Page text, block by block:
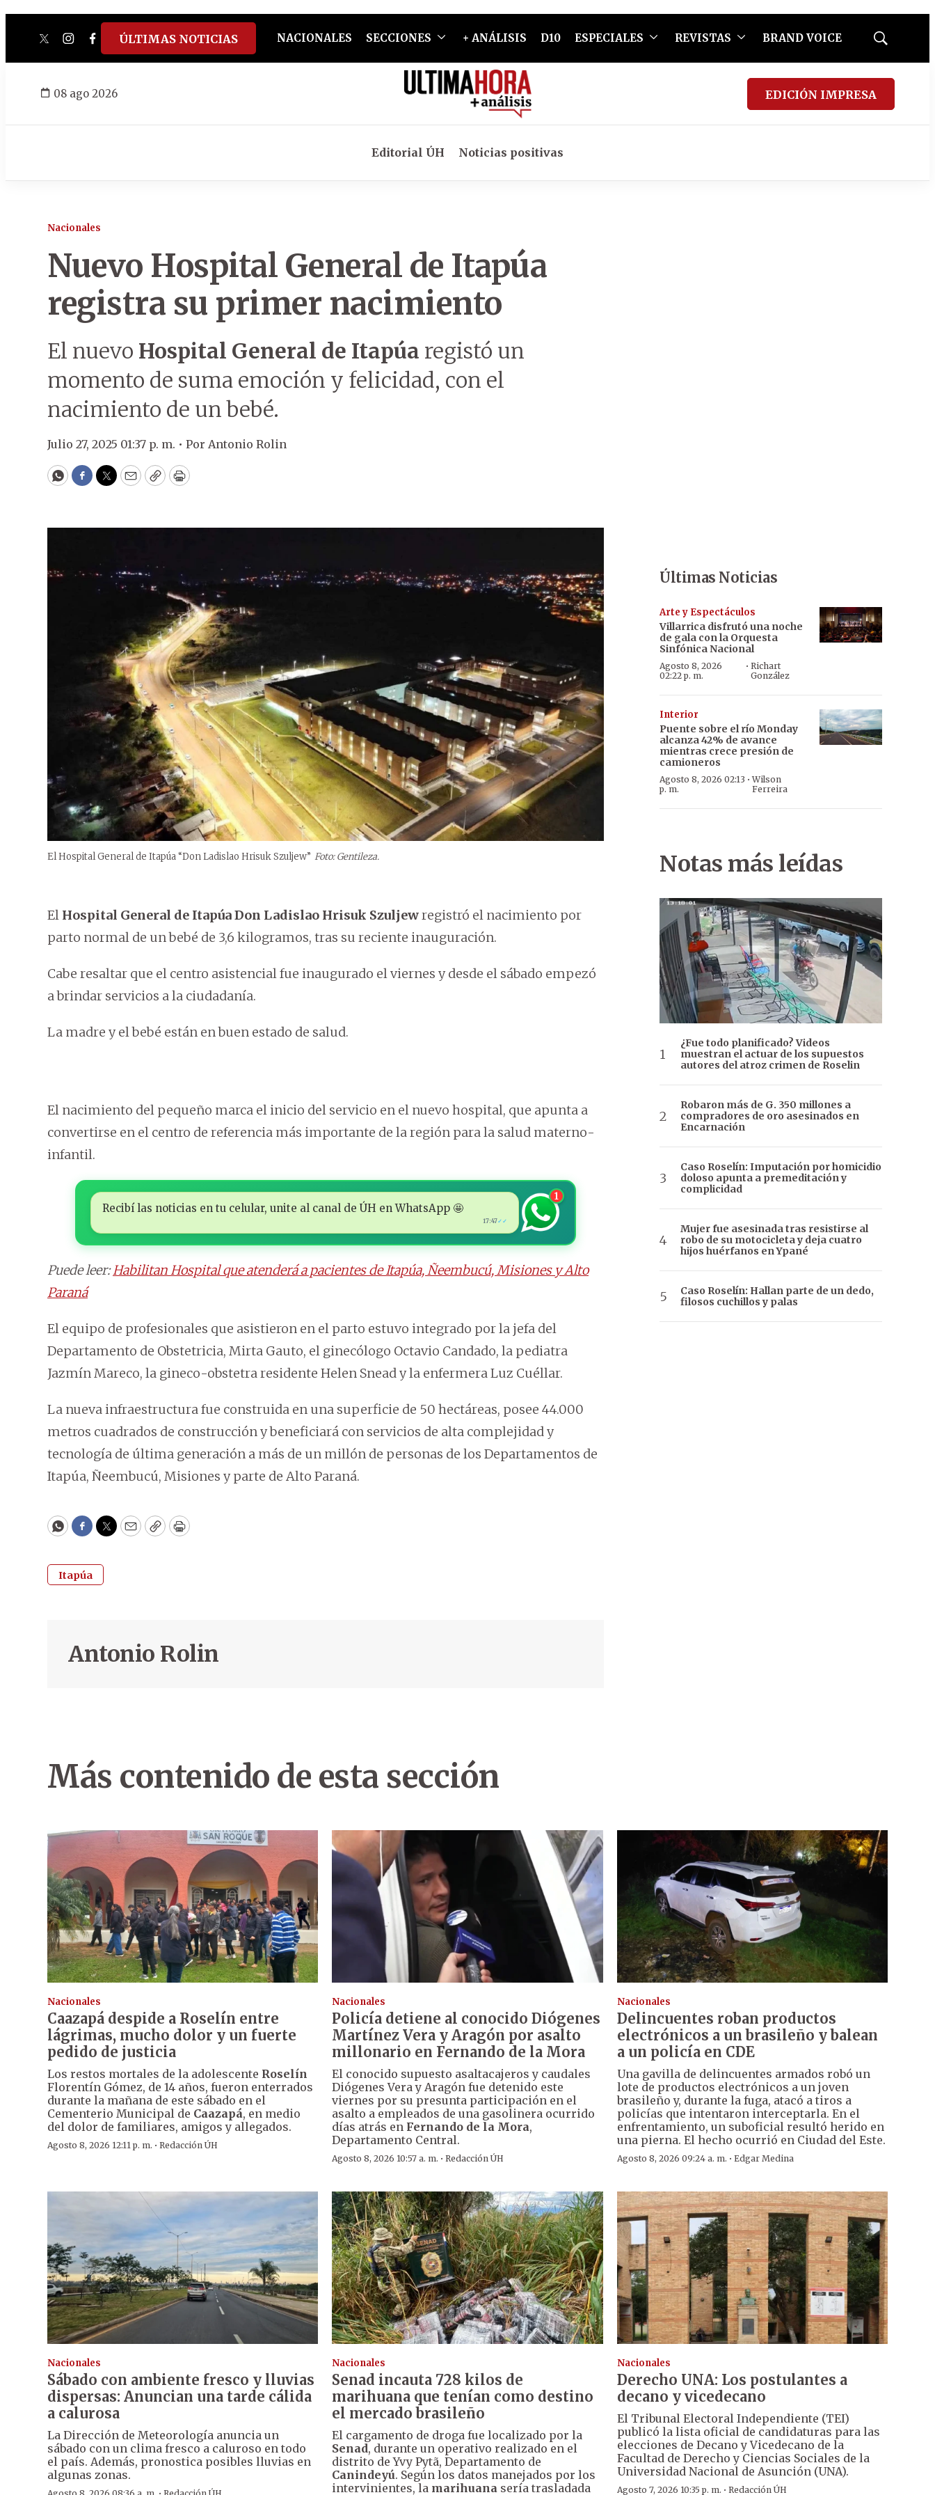
twitterinstagram
facebook
tiktokyoutube
spotify
ÚLTIMAS NOTICIAS NACIONALES SECCIONES + ANÁLISIS D10 ESPECIALES REVISTAS BRAND VOICE
Mostrar
08 ago 2026 EDICIÓN IMPRESA
Editorial ÚH Noticias positivas
Nacionales
Nuevo Hospital General de Itapúa
registra su primer nacimiento
El nuevo Hospital General de Itapúa registó un
momento de suma emoción y felicidad, con el
nacimiento de un bebé.
Julio 27, 2025 01:37 p. m. • Por Antonio Rolin
WhatsApp
Facebook
Twitter
EmailCopyPrint
El Hospital General de Itapúa “Don Ladislao Hrisuk Szuljew” Foto: Gentileza.
El Hospital General de Itapúa Don Ladislao Hrisuk Szuljewregistró el nacimiento por
parto normal de un bebé de 3,6 kilogramos, tras su reciente inauguración.
Cabe resaltar que el centro asistencial fue inaugurado el viernes y desde el sábado empezó
a brindar servicios a la ciudadanía.
La madre y el bebé están en buen estado de salud.
El nacimiento del pequeño marca el inicio del servicio en el nuevo hospital, que apunta a
convertirse en el centro de referencia más importante de la región para la salud materno-
infantil.
Recibí las noticias en tu celular, unite al canal de ÚH en WhatsApp 🤩
17:47✓✓
1
Puede leer:Habilitan Hospital que atenderá a pacientes de Itapúa, Ñeembucú, Misiones y Alto
Paraná
El equipo de profesionales que asistieron en el parto estuvo integrado por la jefa del
Departamento de Obstetricia, Mirta Gauto, el ginecólogo Octavio Candado, la pediatra
Jazmín Mareco, la gineco-obstetra residente Helen Snead y la enfermera Luz Cuéllar.
La nueva infraestructura fue construida en una superficie de 50 hectáreas, posee 44.000
metros cuadrados de construcción y beneficiará con servicios de alta complejidad y
tecnología de última generación a más de un millón de personas de los Departamentos de
Itapúa, Ñeembucú, Misiones y parte de Alto Paraná.
WhatsApp
Facebook
Twitter
EmailCopyPrint
Itapúa
Antonio Rolin
Últimas Noticias
Arte y Espectáculos
Villarrica disfrutó una noche
de gala con la Orquesta
Sinfónica Nacional
Agosto 8, 2026
02:22 p. m.
· Richart
González
Interior
Puente sobre el río Monday
alcanza 42% de avance
mientras crece presión de
camioneros
Agosto 8, 2026 02:13
p. m.
·Wilson
Ferreira
Notas más leídas
¿Fue todo planificado? Videos
muestran el actuar de los supuestos
autores del atroz crimen de Roselin
Robaron más de G. 350 millones a
compradores de oro asesinados en
Encarnación
Caso Roselín: Imputación por homicidio
doloso apunta a premeditación y
complicidad
Mujer fue asesinada tras resistirse al
robo de su motocicleta y deja cuatro
hijos huérfanos en Ypané
Caso Roselín: Hallan parte de un dedo,
filosos cuchillos y palas
Más contenido de esta sección
Nacionales
Caazapá despide a Roselín entre
lágrimas, mucho dolor y un fuerte
pedido de justicia
Los restos mortales de la adolescente Roselín
Florentín Gómez, de 14 años, fueron enterrados
durante la mañana de este sábado en el
Cementerio Municipal de Caazapá, en medio
del dolor de familiares, amigos y allegados.
Agosto 8, 2026 12:11 p. m. · Redacción ÚH
Nacionales
Policía detiene al conocido Diógenes
Martínez Vera y Aragón por asalto
millonario en Fernando de la Mora
El conocido supuesto asaltacajeros y caudales
Diógenes Vera y Aragón fue detenido este
viernes por su presunta participación en el
asalto a empleados de una gasolinera ocurrido
días atrás en Fernando de la Mora,
Departamento Central.
Agosto 8, 2026 10:57 a. m. ·Redacción ÚH
Nacionales
Delincuentes roban productos
electrónicos a un brasileño y balean
a un policía en CDE
Una gavilla de delincuentes armados robó un
lote de productos electrónicos a un joven
brasileño y, durante la fuga, atacó a tiros a
policías que intentaron interceptarla. En el
enfrentamiento, un suboficial resultó herido en
una pierna. El hecho ocurrió en Ciudad del Este.
Agosto 8, 2026 09:24 a. m. · Edgar Medina
Nacionales
Sábado con ambiente fresco y lluvias
dispersas: Anuncian una tarde cálida
a calurosa
La Dirección de Meteorología anuncia un
sábado con un clima fresco a caluroso en todo
el país. Además, pronostica posibles lluvias en
algunas zonas.
Nacionales
Senad incauta 728 kilos de
marihuana que tenían como destino
el mercado brasileño
El cargamento de droga fue localizado por la
Senad, durante un operativo realizado en el
distrito de Yvy Pytã, Departamento de
Canindeyú. Según los datos manejados por los
intervinientes, la marihuana sería trasladada
Nacionales
Derecho UNA: Los postulantes a
decano y vicedecano
El Tribunal Electoral Independiente (TEI)
publicó la lista oficial de candidaturas para las
elecciones de Decano y Vicedecano de la
Facultad de Derecho y Ciencias Sociales de la
Universidad Nacional de Asunción (UNA).
Agosto 7, 2026 10:35 p. m. · Redacción ÚH